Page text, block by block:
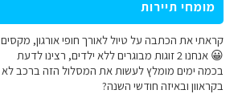
מומחי תיירות
קראתי את הכתבה על טיול לאורך חופי אורגון, מקסים
😀 אנחנו 2 זוגות מבוגרים ללא ילדים, רצינו לדעת
בכמה ימים מומלץ לעשות את המסלול הזה ברכב לא
בקראוון ובאיזה חודשי השנה?